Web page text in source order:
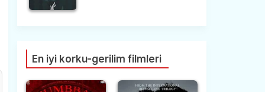
En iyi korku-gerilim filmleri